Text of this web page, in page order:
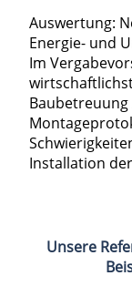
Auswertung:
Energie- und
Im
Installation
Unsere